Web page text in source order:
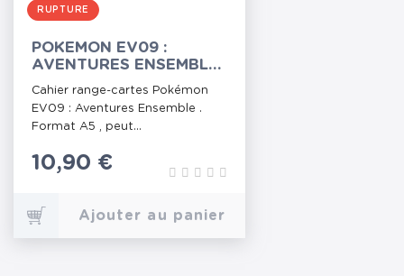
RUPTURE
POKEMON EV09 :
AVENTURES ENSEMBLE
- PORTFOLIO A5
Cahier range-cartes Pokémon
EV09 : Aventures Ensemble .
Format A5 , peut...
Prix
10,90 €
Ajouter au panier